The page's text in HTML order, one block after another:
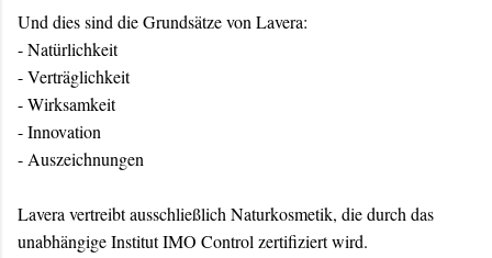
Und dies sind die Grundsätze von Lavera:
- Natürlichkeit
- Verträglichkeit
- Wirksamkeit
- Innovation
- Auszeichnungen
Lavera vertreibt ausschließlich Naturkosmetik, die durch das
unabhängige Institut IMO Control zertifiziert wird.